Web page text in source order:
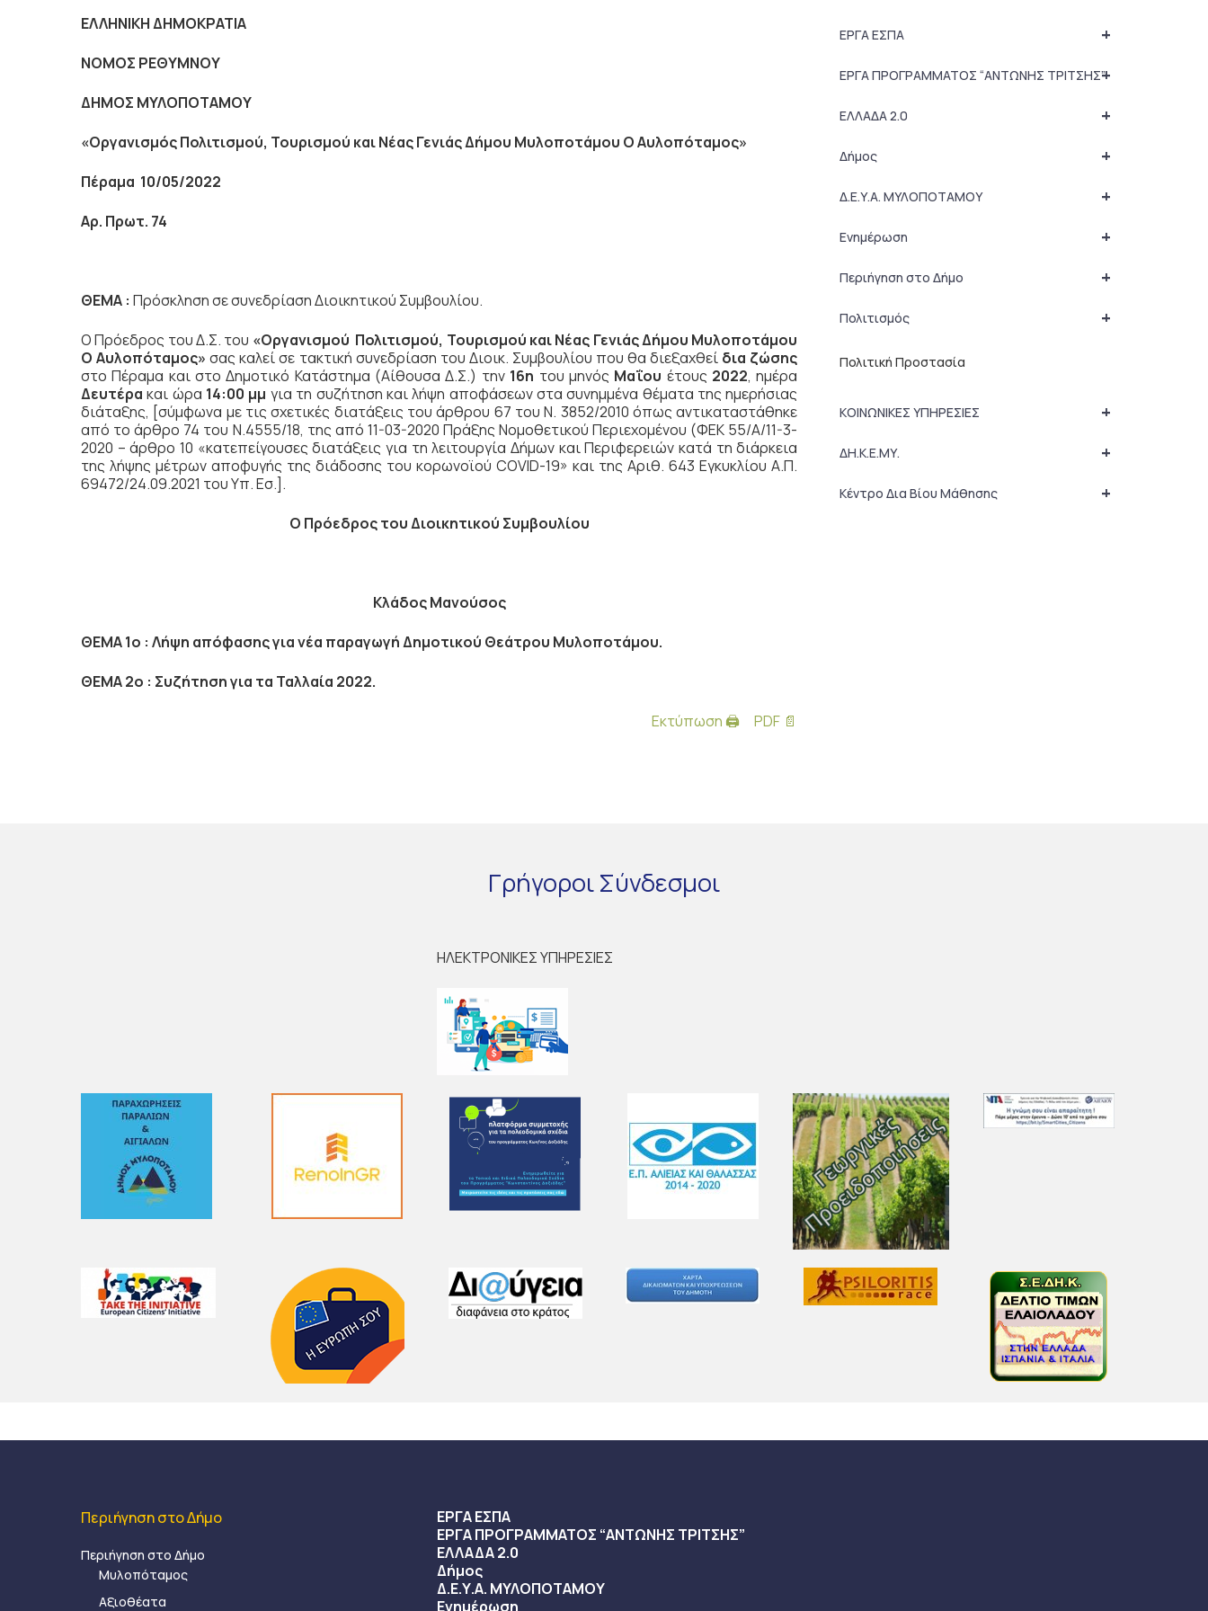
ΕΛΛΗΝΙΚΗ ΔΗΜΟΚΡΑΤΙΑ
NOMOΣ ΡΕΘΥΜΝΟΥ
ΔΗΜΟΣ ΜΥΛΟΠΟΤΑΜΟΥ
«Οργανισμός Πολιτισμού, Τουρισμού και Νέας Γενιάς Δήμου Μυλοποτάμου Ο Αυλοπόταμος»
Πέραμα 10/05/2022
Αρ. Πρωτ. 74
ΘΕΜΑ : Πρόσκληση σε συνεδρίαση Διοικητικού Συμβουλίου.
Ο Πρόεδρος του Δ.Σ. του «Οργανισμού Πολιτισμού, Τουρισμού και Νέας Γενιάς Δήμου Μυλοποτάμου
Ο Αυλοπόταμος»σας καλεί σε τακτική συνεδρίαση του Διοικ. Συμβουλίου που θα διεξαχθεί δια ζώσης
στο Πέραμα και στο Δημοτικό Κατάστημα (Αίθουσα Δ.Σ.) την 16η του μηνός Μαΐου έτους 2022, ημέρα
Δευτέρακαι ώρα 14:00 μμ για τη συζήτηση και λήψη αποφάσεων στα συνημμένα θέματα της ημερήσιας
διάταξης, [σύμφωνα με τις σχετικές διατάξεις του άρθρου 67 του Ν. 3852/2010 όπως αντικαταστάθηκε
από το άρθρο 74 του Ν.4555/18, της από 11-03-2020 Πράξης Νομοθετικού Περιεχομένου (ΦΕΚ 55/Α/11-3-
2020 – άρθρο 10 «κατεπείγουσες διατάξεις για τη λειτουργία Δήμων και Περιφερειών κατά τη διάρκεια
της λήψης μέτρων αποφυγής της διάδοσης του κορωνοϊού COVID-19» και της Αριθ. 643 Εγκυκλίου Α.Π.
69472/24.09.2021 του Υπ. Εσ.].
Ο Πρόεδρος του Διοικητικού Συμβουλίου
Κλάδος Μανούσος
ΘΕΜΑ 1ο : Λήψη απόφασης για νέα παραγωγή Δημοτικού Θεάτρου Μυλοποτάμου.
ΘΕΜΑ 2ο : Συζήτηση για τα Ταλλαία 2022.
Εκτύπωση 🖨
PDF 📄
+
ΕΡΓΑ ΕΣΠΑ
+
ΕΡΓΑ ΠΡΟΓΡΑΜΜΑΤΟΣ “ΑΝΤΩΝΗΣ ΤΡΙΤΣΗΣ”
+
ΕΛΛΑΔΑ 2.0
+
Δήμος
+
Δ.Ε.Υ.Α. ΜΥΛΟΠΟΤΑΜΟΥ
+
Ενημέρωση
+
Περιήγηση στο Δήμο
+
Πολιτισμός
Πολιτική Προστασία
+
ΚΟΙΝΩΝΙΚΕΣ ΥΠΗΡΕΣΙΕΣ
+
ΔΗ.Κ.Ε.ΜΥ.
+
Κέντρο Δια Βίου Μάθησης
ΓρήγοροιΣύνδεσμοι
ΗΛΕΚΤΡΟΝΙΚΕΣ ΥΠΗΡΕΣΙΕΣ
Περιήγηση στο Δήμο
Περιήγηση στο Δήμο
Μυλοπόταμος
Αξιοθέατα
ΕΡΓΑ ΕΣΠΑ
ΕΡΓΑ ΠΡΟΓΡΑΜΜΑΤΟΣ “ΑΝΤΩΝΗΣ ΤΡΙΤΣΗΣ”
ΕΛΛΑΔΑ 2.0
Δήμος
Δ.Ε.Υ.Α. ΜΥΛΟΠΟΤΑΜΟΥ
Ενημέρωση